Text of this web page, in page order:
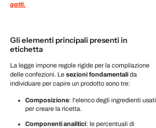
gatti.
Gli elementi principali presenti in
etichetta
La legge impone regole rigide per la compilazione
delle confezioni. Le sezioni fondamentali da
individuare per capire un prodotto sono tre:
Composizione: l'elenco degli ingredienti usati
per creare la ricetta.
Componenti analitici: le percentuali di